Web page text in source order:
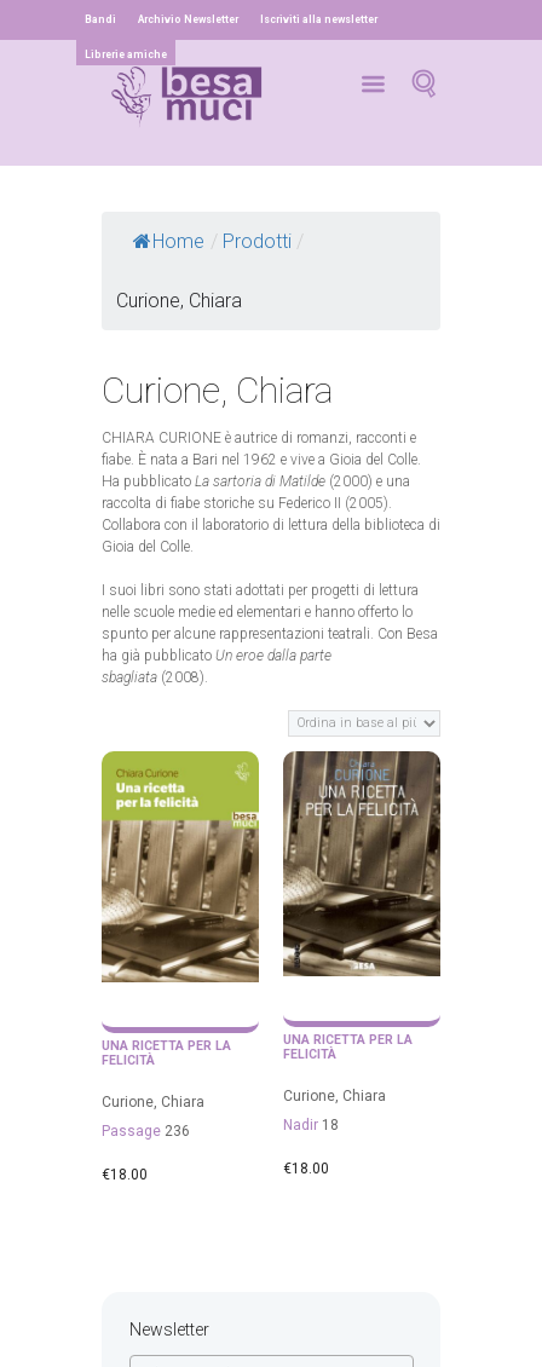
Bandi Archivio Newsletter Iscriviti alla newsletter
Librerie amiche
Home / Prodotti /
Curione, Chiara
Curione, Chiara
CHIARA CURIONE è autrice di romanzi, racconti e
fiabe. È nata a Bari nel 1962 e vive a Gioia del Colle.
Ha pubblicato La sartoria di Matilde (2000) e una
raccolta di fiabe storiche su Federico II (2005).
Collabora con il laboratorio di lettura della biblioteca di
Gioia del Colle.
I suoi libri sono stati adottati per progetti di lettura
nelle scuole medie ed elementari e hanno offerto lo
spunto per alcune rappresentazioni teatrali. Con Besa
ha già pubblicato Un eroe dalla parte
sbagliata (2008).
UNA RICETTA PER LA
FELICITÀ
Curione, Chiara
Passage 236
€18.00
UNA RICETTA PER LA
FELICITÀ
Curione, Chiara
Nadir 18
€18.00
Newsletter